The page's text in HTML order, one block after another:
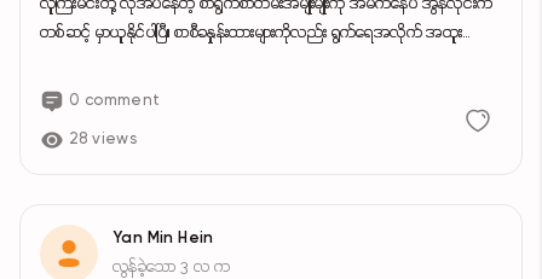
လူကြီးမင်းတို့ လိုအပ်နေတဲ့ စာရွက်စာတမ်းအမျိုးမျိုးကို အိမ်ကနေပဲ အွန်လိုင်းက
တစ်ဆင့် မှာယူနိုင်ပါပြီ။ စာစီခနှုန်းထားများကိုလည်း ရွက်ရေအလိုက် အထူး
သည့် အမျိုးအစားများ- ​CV Form (မြန်မာ/အင်္ဂလိပ် နှစ်သက်ရာ) ​ကျောင်း
မှတ်ပုံတင်ပျောက်ဆုံး/ပြန်လျှောက်လွှာ နှင့် ရပ်ကွက်ထောက်ခံစာ ​ကတိစာချုပ်
အလွတ် အမျိုးမျိုး ​နှုန်းထားများ- ​ထောက်ခံစာ/လျှောက်လွှာများ: (၁) ရွက် ၅၀၀
ကျပ်၊ (၁၀) ရွက် ၄၀၀ ကျပ်၊ ရွက်ရေ (၁၀၀) ကျော်လျှင် ၂၀၀ ကျပ်။ ​ယာယီအိမ်
ထောင်စုကျောကပ်: (၁) ရွက် ၅၀၀ ကျပ်၊ (၁၀) ရွက် ၄၀၀ ကျပ်၊ ရွက်ရေ (၁၀၀)
ကျော်လျှင် ၃၅၀ ကျပ်။ ​မှာယူရရှိနိုင်ပုံ- ​လူကိုယ်တိုင် လာရောက်ရန်မလိုဘဲ
0 comment
28 views
Yan Min Hein
လွန်ခဲ့သော 3 လ က